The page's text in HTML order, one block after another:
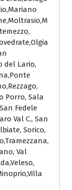
del Lario,
Porro, Sala
Fedele
Val C., San
Sorico,
Val